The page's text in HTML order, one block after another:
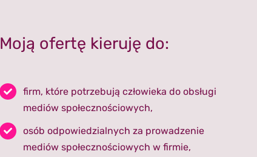
Moją ofertę kieruję do:
firm, które potrzebują człowieka do obsługi
mediów społecznościowych,
osób odpowiedzialnych za prowadzenie
mediów społecznościowych w firmie,